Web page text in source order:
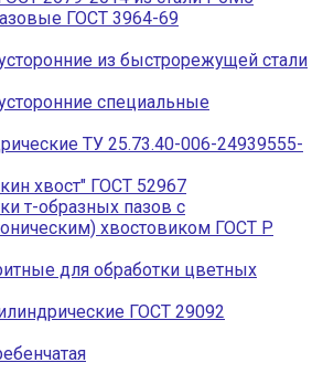
ГОСТ 3964-69
из быстрорежущей стали
специальные
ТУ 25.73.40-006-24939555-
хвост" ГОСТ 52967
т-образных пазов с
хвостовиком ГОСТ Р
для обработки цветных
ГОСТ 29092